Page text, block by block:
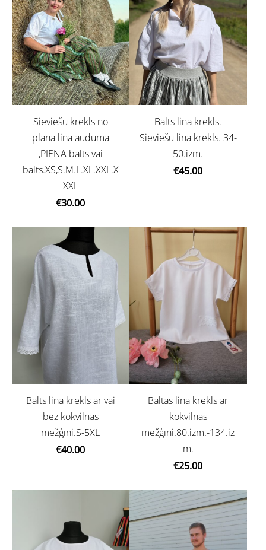
Sieviešu krekls no
plāna lina auduma
,PIENA balts vai
balts.XS,S.M.L.XL.XXL.X
XXL
€30.00
Balts lina krekls.
Sieviešu lina krekls. 34-
50.izm.
€45.00
Balts lina krekls ar vai
bez kokvilnas
mežģīni.S-5XL
€40.00
Baltas lina krekls ar
kokvilnas
mežģīni.80.izm.-134.iz
m.
€25.00